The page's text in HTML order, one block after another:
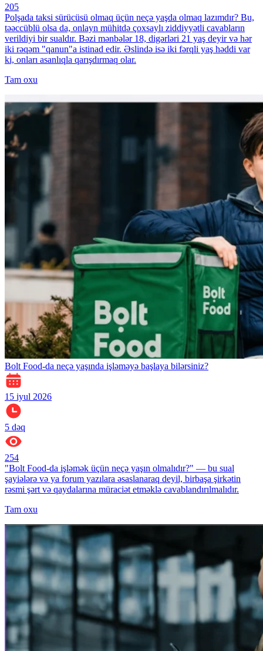
205
Polşada taksi sürücüsü olmaq üçün neçə yaşda olmaq lazımdır? Bu,
təəccüblü olsa da, onlayn mühitdə çoxsaylı ziddiyyətli cavabların
verildiyi bir sualdır. Bəzi mənbələr 18, digərləri 21 yaş deyir və hər
iki rəqəm "qanun"a istinad edir. Əslində isə iki fərqli yaş həddi var
ki, onları asanlıqla qarışdırmaq olar.
Tam oxu
Bolt Food-da neçə yaşında işləməyə başlaya bilərsiniz?
15 iyul 2026
5 dəq
254
"Bolt Food-da işləmək üçün neçə yaşın olmalıdır?" — bu sual
şayiələrə və ya forum yazılara əsaslanaraq deyil, birbaşa şirkətin
rəsmi şərt və qaydalarına müraciət etməklə cavablandırılmalıdır.
Tam oxu